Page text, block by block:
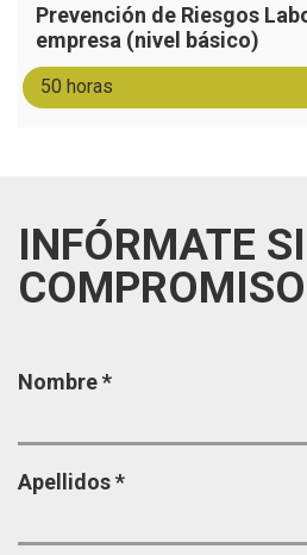
Prevención de Riesgos
empresa (nivel básico)
50 horas
INFÓRMATE
COMPROMISO
Nombre*
Apellidos*